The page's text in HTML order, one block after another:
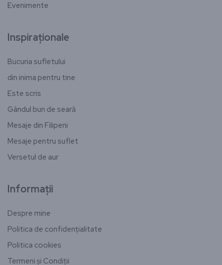
Evenimente
Inspiraționale
Bucuria sufletului
din inima pentru tine
Este scris
Gândul bun de seară
Mesaje din Filipeni
Mesaje pentru suflet
Versetul de aur
Informații
Despre mine
Politica de confidențialitate
Politica cookies
Termeni și Condiții